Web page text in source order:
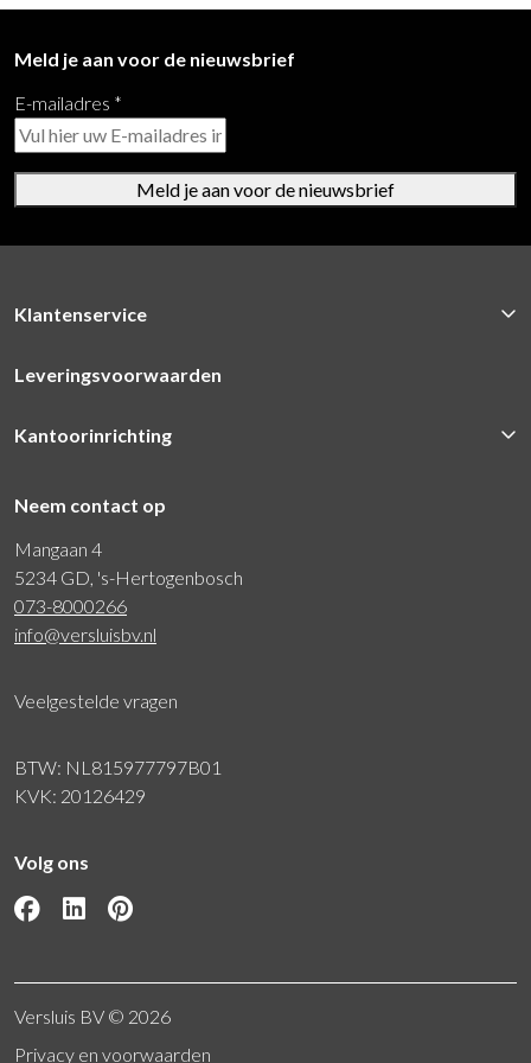
Meld je aan voor de nieuwsbrief
E-mailadres *
Meld je aan voor de nieuwsbrief
Klantenservice
Leveringsvoorwaarden
Kantoorinrichting
Neem contact op
Mangaan 4
5234 GD, 's-Hertogenbosch
073-8000266
info@versluisbv.nl
Veelgestelde vragen
BTW: NL815977797B01
KVK: 20126429
Volg ons
Versluis BV © 2026
Privacy en voorwaarden